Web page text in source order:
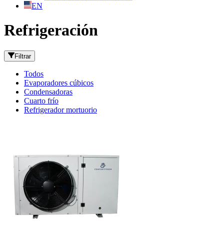
EN
Refrigeración
Filtrar
Todos
Evaporadores cúbicos
Condensadoras
Cuarto frío
Refrigerador mortuorio